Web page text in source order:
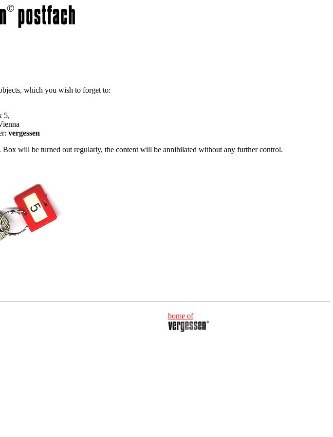
which you wish to forget to:
5,
vergessen
Box will be turned out regularly, the content will be annihilated without any further control.
home of